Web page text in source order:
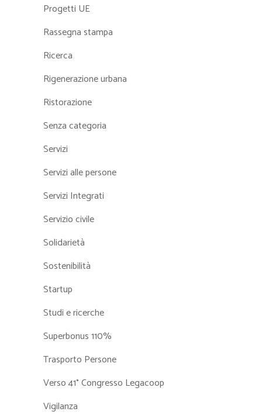
Progetti UE
Rassegna stampa
Ricerca
Rigenerazione urbana
Ristorazione
Senza categoria
Servizi
Servizi alle persone
Servizi Integrati
Servizio civile
Solidarietà
Sostenibilità
Startup
Studi e ricerche
Superbonus 110%
Trasporto Persone
Verso 41° Congresso Legacoop
Vigilanza